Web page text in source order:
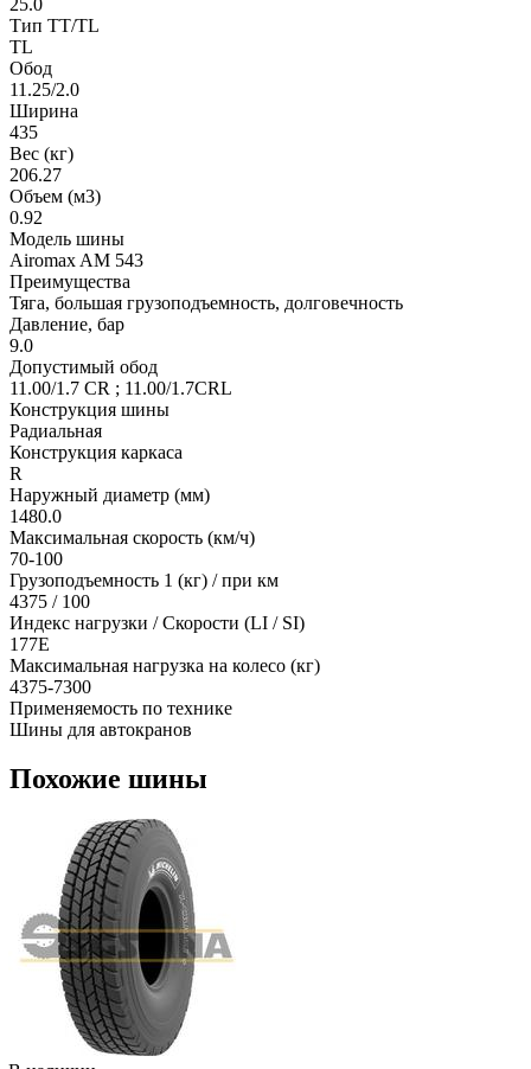
Тип TT/TL
TL
Обод
11.25/2.0
Ширина
435
Вес (кг)
206.27
Объем (м3)
0.92
Модель шины
Airomax AM 543
Преимущества
Тяга, большая грузоподъемность, долговечность
Давление, бар
9.0
Допустимый обод
11.00/1.7 CR ; 11.00/1.7CRL
Конструкция шины
Радиальная
Конструкция каркаса
R
Наружный диаметр (мм)
1480.0
Максимальная скорость (км/ч)
70-100
Грузоподъемность 1 (кг) / при км
4375 / 100
Индекс нагрузки / Скорости (LI / SI)
177E
Максимальная нагрузка на колесо (кг)
4375-7300
Применяемость по технике
Шины для автокранов
Похожие шины